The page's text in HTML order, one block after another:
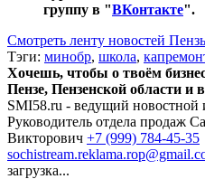
группу в "ВКонтакте".
Смотреть ленту новостей
Тэги: минобр, школа,
Хочешь, чтобы о твоём
Пензе, Пензенской области и
SMI58.ru - ведущий новостной
Руководитель отдела продаж
Викторович +7 (999) 784-45-35
загрузка...